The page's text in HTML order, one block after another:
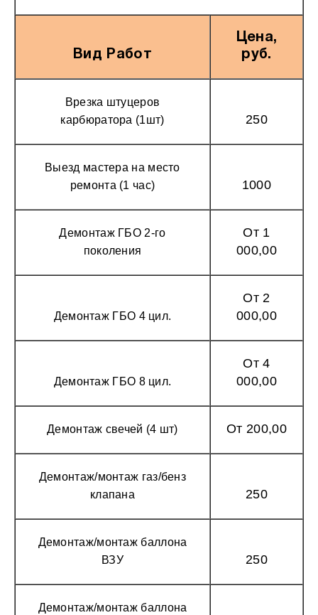
Вид Работ
Цена,
руб.
Врезка штуцеров
карбюратора (1шт)
250
Выезд мастера на место
ремонта (1 час)
1000
Демонтаж ГБО 2-го
поколения
От 1
000,00
Демонтаж ГБО 4 цил.
От 2
000,00
Демонтаж ГБО 8 цил.
От 4
000,00
Демонтаж свечей (4 шт) От 200,00
Демонтаж/монтаж газ/бенз
клапана
250
Демонтаж/монтаж баллона
ВЗУ
250
Демонтаж/монтаж баллона